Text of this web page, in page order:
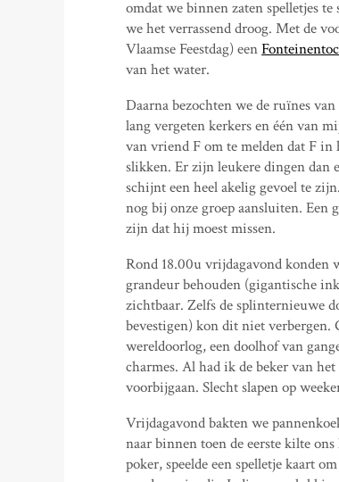
omdat we binnen zaten spelletjes
we het verrassend droog. Met de
Vlaamse Feestdag) een
van het water.
Daarna bezochten we de ruïnes
lang vergeten kerkers en één van
van vriend F om te melden dat F
slikken. Er zijn leukere dingen dan
schijnt een heel akelig gevoel te
nog bij onze groep aansluiten. Een
zijn dat hij moest missen.
Rond 18.00u vrijdagavond konden
grandeur behouden (gigantische
zichtbaar. Zelfs de splinternieuwe
bevestigen) kon dit niet verbergen.
wereldoorlog, een doolhof van
charmes. Al had ik de beker van
voorbijgaan. Slecht slapen op
Vrijdagavond bakten we
naar binnen toen de eerste kilte
poker, speelde een spelletje kaart